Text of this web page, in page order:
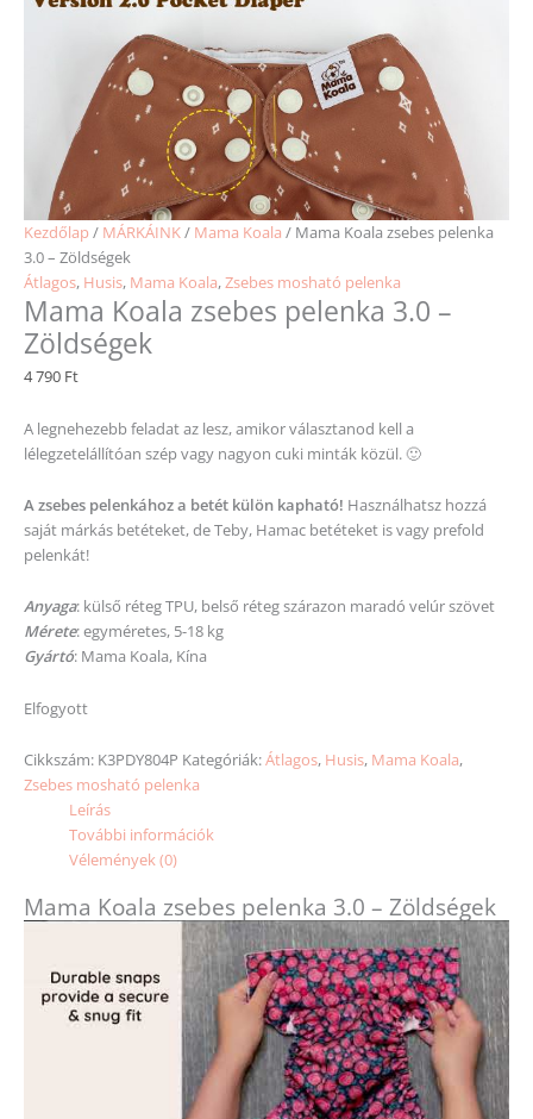
Kezdőlap / MÁRKÁINK/ Mama Koala / Mama Koala zsebes pelenka
3.0 – Zöldségek
Átlagos, Husis, Mama Koala,Zsebes mosható pelenka
Mama Koala zsebes pelenka 3.0 –
Zöldségek
4 790 Ft
A legnehezebb feladat az lesz, amikor választanod kell a
lélegzetelállítóan szép vagy nagyon cuki minták közül. 🙂
A zsebes pelenkához a betét külön kapható! Használhatsz hozzá
saját márkás betéteket, de Teby, Hamac betéteket is vagy prefold
pelenkát!
Anyaga: külső réteg TPU, belső réteg szárazon maradó velúr szövet
Mérete: egyméretes, 5-18 kg
Gyártó: Mama Koala, Kína
Elfogyott
Cikkszám: K3PDY804P Kategóriák:Átlagos, Husis, Mama Koala,
Zsebes mosható pelenka
Leírás
További információk
Vélemények (0)
Mama Koala zsebes pelenka 3.0 – Zöldségek